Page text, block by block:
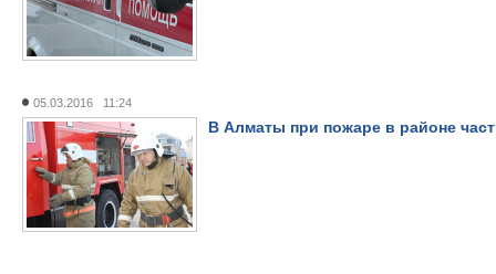
05.03.2016 11:24
В Алматы при пожаре в районе